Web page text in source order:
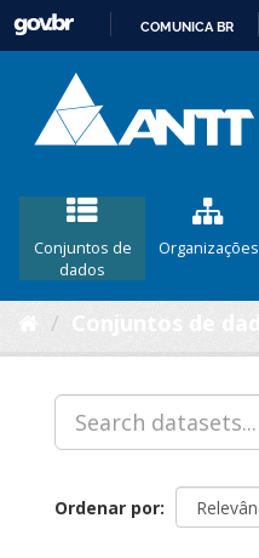
COMUNICA BR
Conjuntos de
dados
Organizações
Ordenar por